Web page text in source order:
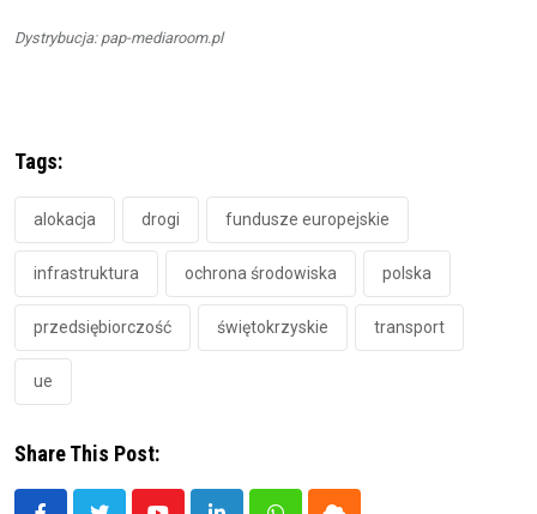
Dystrybucja: pap-mediaroom.pl
Tags:
alokacja drogi fundusze europejskie
infrastruktura ochrona środowiska polska
przedsiębiorczość świętokrzyskie transport
ue
Share This Post: